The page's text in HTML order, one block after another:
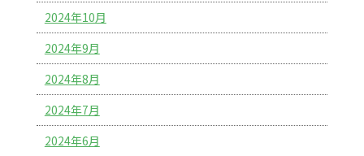
2024年10月
2024年9月
2024年8月
2024年7月
2024年6月